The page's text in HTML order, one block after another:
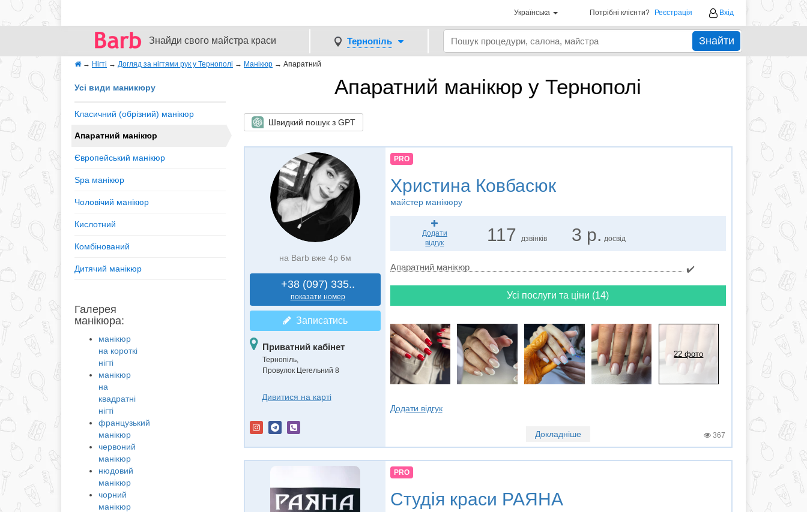
Українська Потрібні клієнти? Реєстрація Вхід
Знайди свого майстра краси Тернопіль Знайти
→ Нігті → Догляд за нігтями рук у Тернополі → Манікюр → Апаратний
Апаратний манікюр у Тернополі
Швидкий пошук з GPT
Усі види маникюру
Класичний (обрізний) манікюр
Апаратний манікюр
Європейський манікюр
Spa манікюр
Чоловічий манікюр
Кислотний
Комбінований
Дитячий манікюр
Галерея
манікюра:
манікюр
на короткі
нігті
манікюр
на
квадратні
нігті
французький
манікюр
червоний
манікюр
нюдовий
манікюр
чорний
манікюр
на Barb вже 4р 6м
+38 (097) 335..
показати номер
Записатись
Приватний кабінет
Тернопіль,
Провулок Цегельний 8
Дивитися на карті
PRO
Христина Ковбасюк
майстер манікюру
Додати
відгук
117 дзвінків 3 р. досвід
Апаратний манікюр ✔️
Усі послуги та ціни (14)
22 фото
Додати відгук
Докладніше 367
PRO
Студія краси РАЯНА